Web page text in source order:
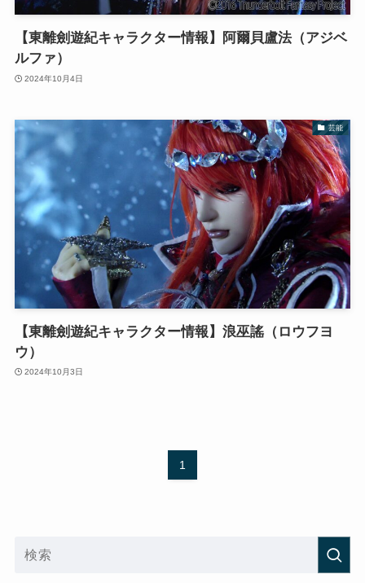
【東離劍遊紀キャラクター情報】阿爾貝盧法（アジベ
ルファ）
2024年10月4日
芸能
【東離劍遊紀キャラクター情報】浪巫謠（ロウフヨ
ウ）
2024年10月3日
1